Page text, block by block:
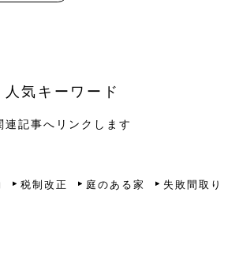
人気キーワード
連記事へリンクします
税制改正 庭のある家 失敗間取り